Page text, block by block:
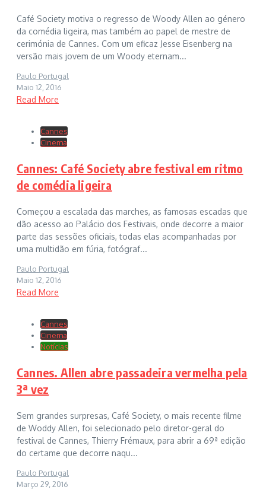
Café Society motiva o regresso de Woody Allen ao género
da comédia ligeira, mas também ao papel de mestre de
cerimónia de Cannes. Com um eficaz Jesse Eisenberg na
versão mais jovem de um Woody eternam...
Paulo Portugal
Maio 12, 2016
Read More
Cannes
Cinema
Cannes: Café Society abre festival em ritmo
de comédia ligeira
Começou a escalada das marches, as famosas escadas que
dão acesso ao Palácio dos Festivais, onde decorre a maior
parte das sessões oficiais, todas elas acompanhadas por
uma multidão em fúria, fotógraf...
Paulo Portugal
Maio 12, 2016
Read More
Cannes
Cinema
Notícias
Cannes. Allen abre passadeira vermelha pela
3ª vez
Sem grandes surpresas, Café Society, o mais recente filme
de Woddy Allen, foi selecionado pelo diretor-geral do
festival de Cannes, Thierry Frémaux, para abrir a 69ª edição
do certame que decorre naqu...
Paulo Portugal
Março 29, 2016